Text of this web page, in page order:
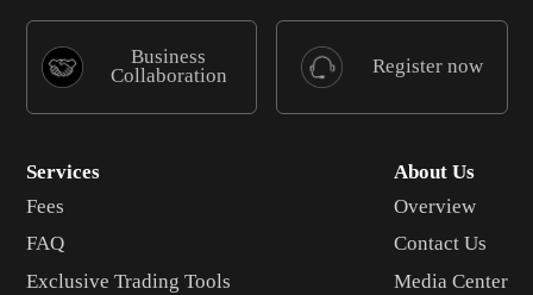
Business
Collaboration
Register now
Services
Fees
FAQ
Exclusive Trading Tools
About Us
Overview
Contact Us
Media Center